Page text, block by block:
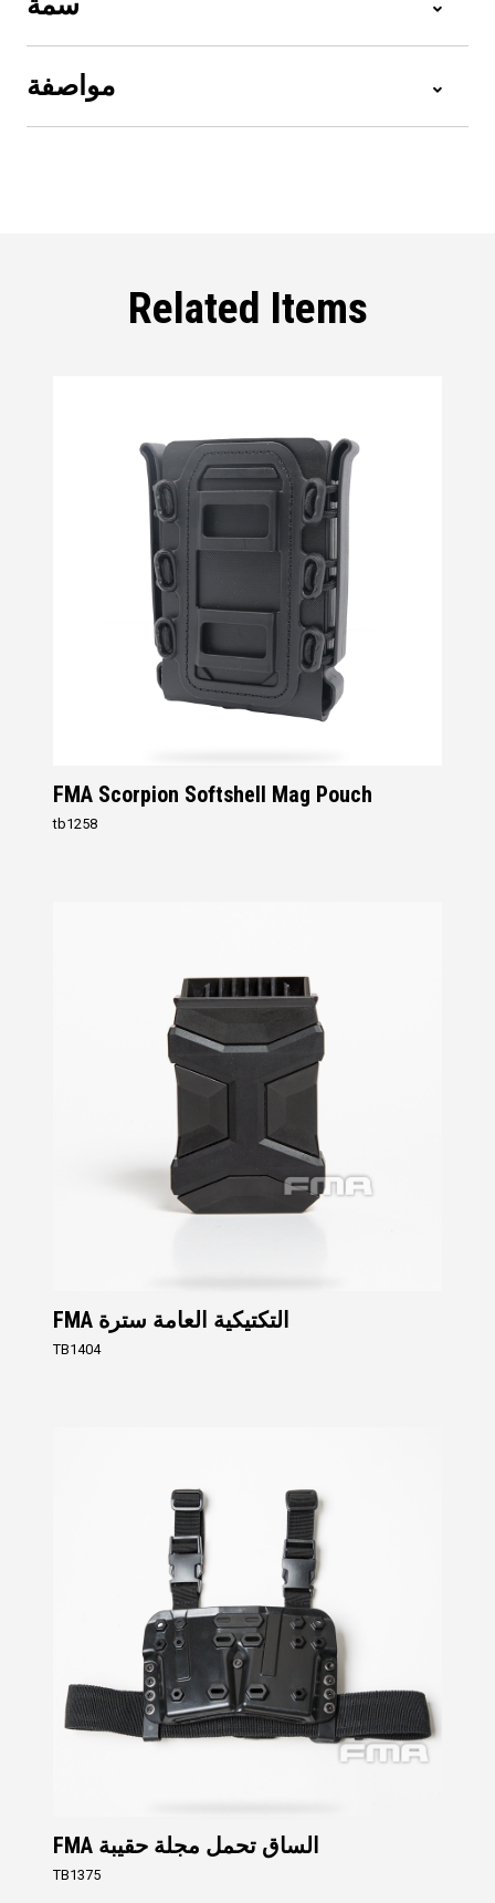
مواصفة
Related Items
FMA Scorpion Softshell Mag Pouch
tb1258
FMA التكتيكية العامة سترة
TB1404
FMA الساق تحمل مجلة حقيبة
TB1375